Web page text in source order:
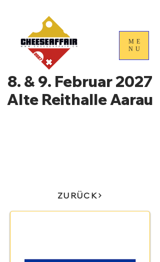
ME
NU
8. & 9. Februar 2027
Alte Reithalle Aarau
ZURÜCK